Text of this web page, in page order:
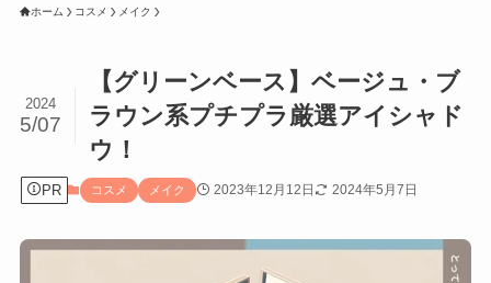
ホーム コスメ メイク
【グリーンベース】ベージュ・ブ
ラウン系プチプラ厳選アイシャド
ウ！
2024
5/07
PR コスメ メイク 2023年12月12日 2024年5月7日